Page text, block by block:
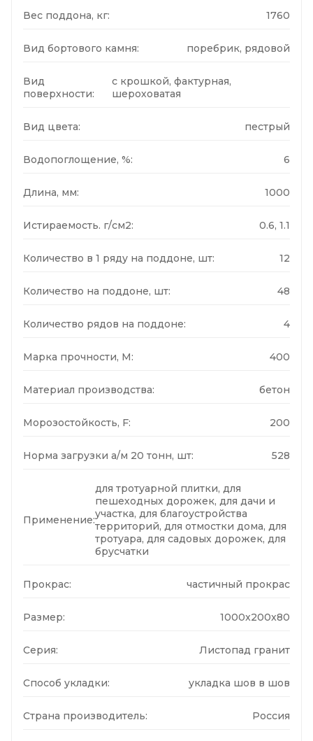
Вес поддона, кг: 1760
Вид бортового камня: поребрик, рядовой
Вид
поверхности:
с крошкой, фактурная,
шероховатая
Вид цвета: пестрый
Водопоглощение, %: 6
Длина, мм: 1000
Истираемость. г/см2: 0.6, 1.1
Количество в 1 ряду на поддоне, шт: 12
Количество на поддоне, шт: 48
Количество рядов на поддоне: 4
Марка прочности, М: 400
Материал производства: бетон
Морозостойкость, F: 200
Норма загрузки а/м 20 тонн, шт: 528
Применение:
для тротуарной плитки, для
пешеходных дорожек, для дачи и
участка, для благоустройства
территорий, для отмостки дома, для
тротуара, для садовых дорожек, для
брусчатки
Прокрас: частичный прокрас
Размер: 1000x200x80
Серия: Листопад гранит
Способ укладки: укладка шов в шов
Страна производитель: Россия